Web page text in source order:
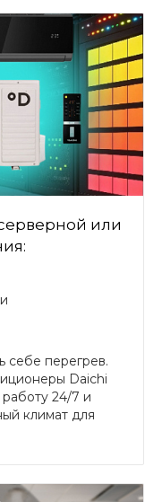
или
себе перегрев.
Daichi
24/7 и
климат для